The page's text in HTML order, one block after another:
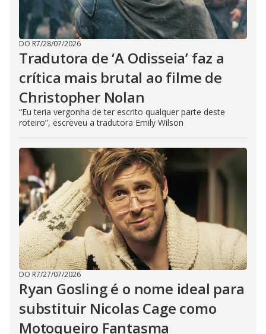
DO R7/28/07/2026
Tradutora de ‘A Odisseia’ faz a
crítica mais brutal ao filme de
Christopher Nolan
“Eu teria vergonha de ter escrito qualquer parte deste
roteiro”, escreveu a tradutora Emily Wilson
DO R7/27/07/2026
Ryan Gosling é o nome ideal para
substituir Nicolas Cage como
Motoqueiro Fantasma